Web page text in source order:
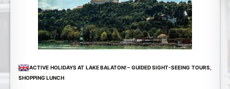
ACTIVE HOLIDAYS AT LAKE BALATON! – GUIDED SIGHT-SEEING TOURS,
SHOPPING LUNCH